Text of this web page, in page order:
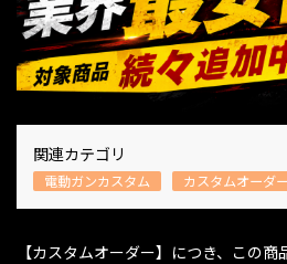
関連カテゴリ
電動ガンカスタム カスタムオーダー
【カスタムオーダー】につき、この